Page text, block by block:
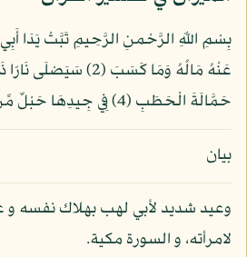
حَمَّالَةَ الْحَطَبِ (4) فِي جِيدِهَا حَبْلٌ مِّن مَّسَدٍ (5)
بيان
وعيد شديد لأبي لهب بهلاك نفسه و
لامرأته، و السورة مكية.